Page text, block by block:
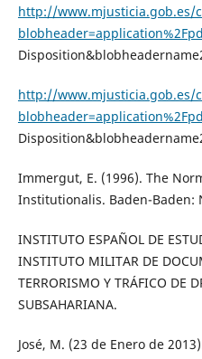
http://www.mjusticia.gob.es/
http://www.mjusticia.gob.es/
Immergut, E. (1996). The
Institutionalis. Baden-Baden:
INSTITUTO ESPAÑOL DE
INSTITUTO MILITAR DE
TERRORISMO Y TRÁFICO DE
SUBSAHARIANA.
José, M. (23 de Enero de